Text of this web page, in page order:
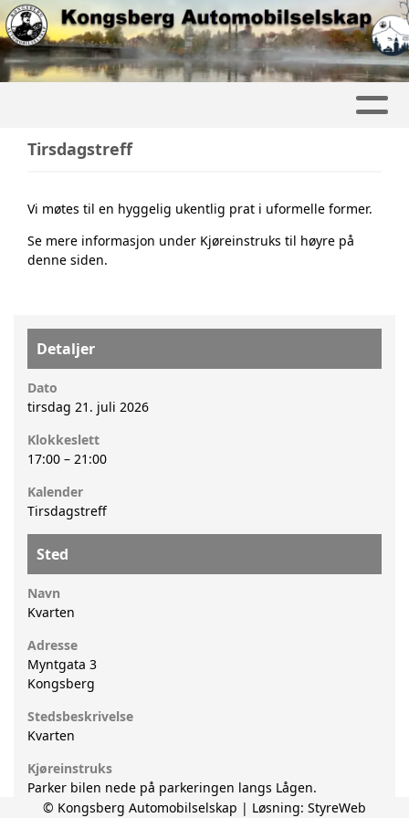
Tirsdagstreff
Vi møtes til en hyggelig ukentlig prat i uformelle former.
Se mere informasjon under Kjøreinstruks til høyre på
denne siden.
Detaljer
Dato
tirsdag 21. juli 2026
Klokkeslett
17:00 – 21:00
Kalender
Tirsdagstreff
Sted
Navn
Kvarten
Adresse
Myntgata 3
Kongsberg
Stedsbeskrivelse
Kvarten
Kjøreinstruks
Parker bilen nede på parkeringen langs Lågen.
© Kongsberg Automobilselskap | Løsning: StyreWeb